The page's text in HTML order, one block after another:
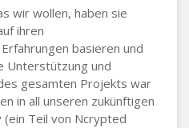
wir wollen, haben sie
ihren
basieren und
Unterstützung und
gesamten Projekts war
in all unseren zukünftigen
Teil von Ncrypted